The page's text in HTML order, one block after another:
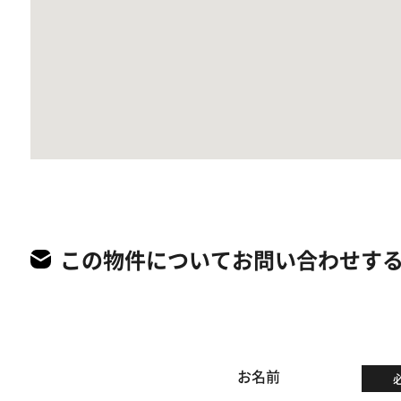
この物件についてお問い合わせす
お名前